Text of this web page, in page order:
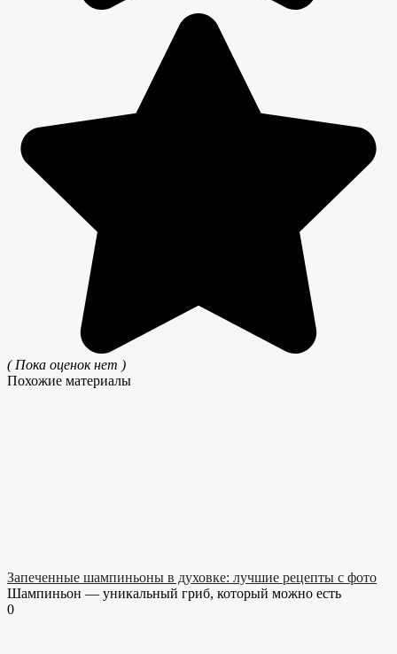
( Пока оценок нет )
Похожие материалы
Запеченные шампиньоны в духовке: лучшие рецепты с фото
Шампиньон — уникальный гриб, который можно есть
0